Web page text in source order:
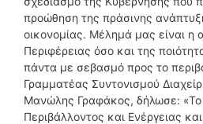
προώθηση της πράσινης
οικονομίας. Μέλημά μας είναι η
Περιφέρειας όσο και της
πάντα με σεβασμό προς το
Γραμματέας Συντονισμού
Μανώλης Γραφάκος, δήλωσε: «Το
Περιβάλλοντος και Ενέργειας